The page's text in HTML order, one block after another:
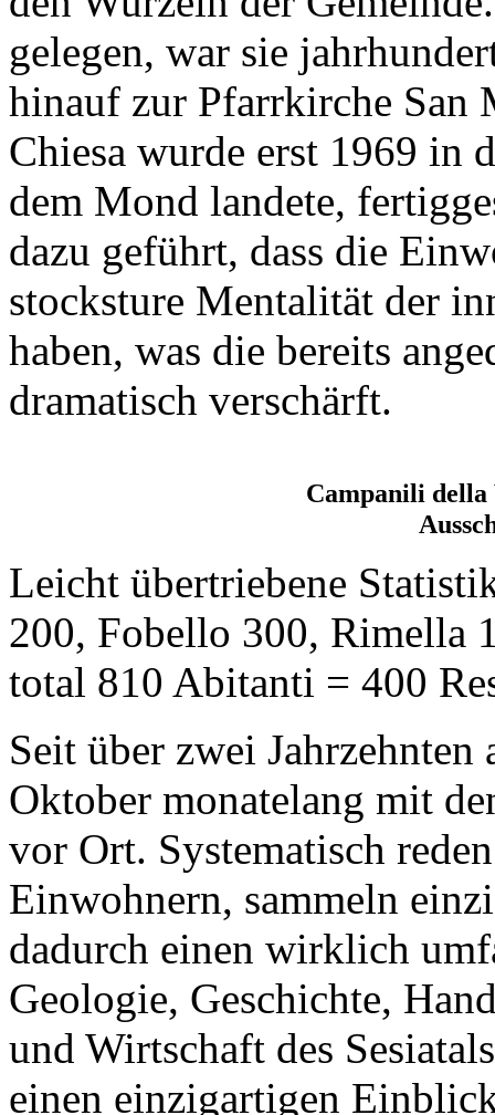
gelegen, war sie
hinauf zur Pfarrkirche San
Chiesa wurde erst 1969 in
dem Mond landete,
dazu geführt, dass die
stocksture Mentalität der
haben, was die bereits
dramatisch verschärft.
Campanili della
Leicht übertriebene
200, Fobello 300, Rimella
total 810 Abitanti = 400
Seit über zwei
Oktober monatelang mit
vor Ort. Systematisch
Einwohnern, sammeln
dadurch einen wirklich
Geologie, Geschichte,
und Wirtschaft des
einen einzigartigen